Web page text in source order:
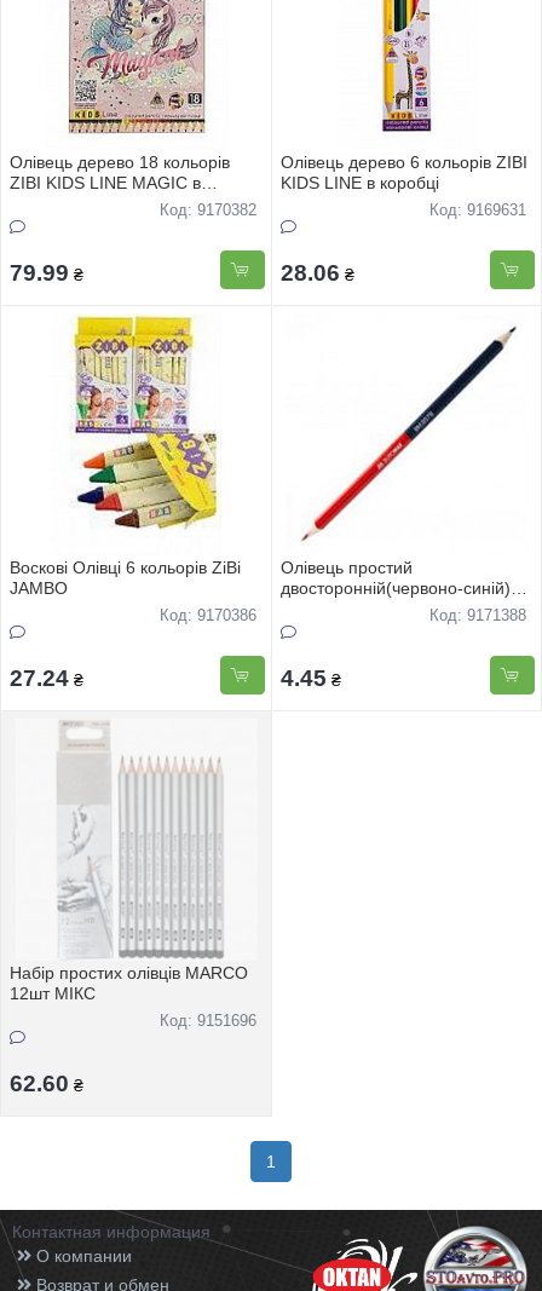
Олівець дерево 18 кольорів
ZIBI KIDS LINE MAGIC в
Код: 9170382
79.99 ₴
Олівець дерево 6 кольорів ZIBI
KIDS LINE в коробці
Код: 9169631
28.06 ₴
Воскові Олівці 6 кольорів ZiBi
JAMBO
Код: 9170386
27.24 ₴
Олівець простий
двостороннiй(червоно-синiй)
Код: 9171388
4.45 ₴
Набір простих олівців MARCO
12шт МІКС
Код: 9151696
62.60 ₴
1
Контактная информация
О компании
Возврат и обмен